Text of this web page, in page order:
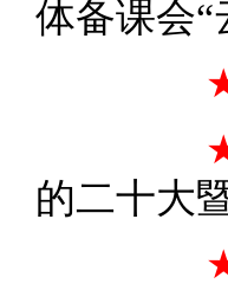
体备课会“
的二十大